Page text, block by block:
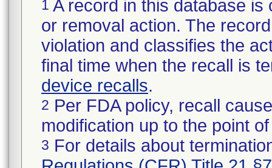
1 A record in this database
or removal action. The
violation and classifies the
final time when the recall is
device recalls.
2 Per FDA policy, recall
modification up to the point
3 For details about